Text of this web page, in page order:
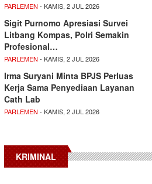
PARLEMEN - KAMIS, 2 JUL 2026
Sigit Purnomo Apresiasi Survei
Litbang Kompas, Polri Semakin
Profesional…
PARLEMEN - KAMIS, 2 JUL 2026
Irma Suryani Minta BPJS Perluas
Kerja Sama Penyediaan Layanan
Cath Lab
PARLEMEN - KAMIS, 2 JUL 2026
KRIMINAL